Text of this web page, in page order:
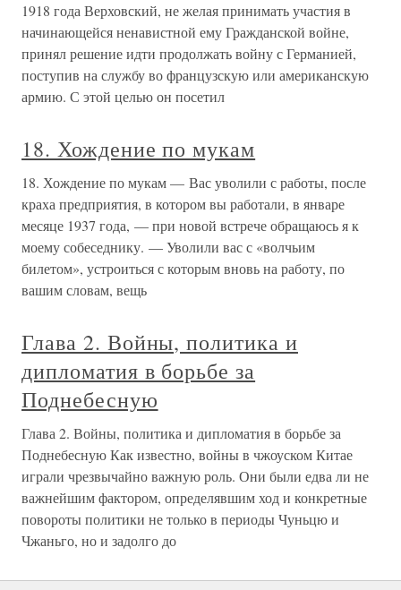
1918 года Верховский, не желая принимать участия в
начинающейся ненавистной ему Гражданской войне,
принял решение идти продолжать войну с Германией,
поступив на службу во французскую или американскую
армию. С этой целью он посетил
18. Хождение по мукам
18. Хождение по мукам — Вас уволили с работы, после
краха предприятия, в котором вы работали, в январе
месяце 1937 года, — при новой встрече обращаюсь я к
моему собеседнику. — Уволили вас с «волчьим
билетом», устроиться с которым вновь на работу, по
вашим словам, вещь
Глава 2. Войны, политика и
дипломатия в борьбе за
Поднебесную
Глава 2. Войны, политика и дипломатия в борьбе за
Поднебесную Как известно, войны в чжоуском Китае
играли чрезвычайно важную роль. Они были едва ли не
важнейшим фактором, определявшим ход и конкретные
повороты политики не только в периоды Чуньцю и
Чжаньго, но и задолго до